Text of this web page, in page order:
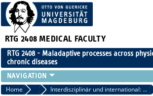
RTG 2408 MEDICAL FACULTY
RTG 2408 - Maladaptive processes across
chronic diseases
PEOPLE
Home Public (Press) Interdisziplinär und international: MAPBio-Symposium in Magdeburg